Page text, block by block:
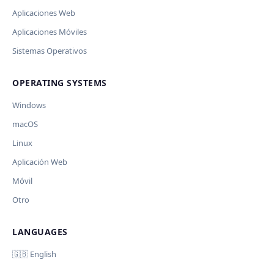
Aplicaciones Web
Aplicaciones Móviles
Sistemas Operativos
OPERATING SYSTEMS
Windows
macOS
Linux
Aplicación Web
Móvil
Otro
LANGUAGES
🇬🇧 English